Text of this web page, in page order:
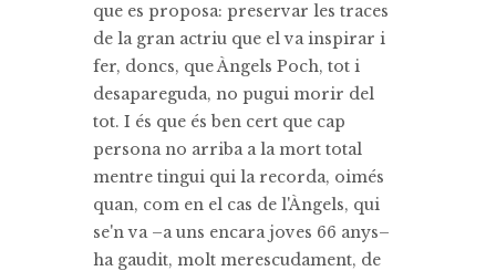
que es proposa: preservar les traces
de la gran actriu que el va inspirar i
fer, doncs, que Àngels Poch, tot i
desapareguda, no pugui morir del
tot. I és que és ben cert que cap
persona no arriba a la mort total
mentre tingui qui la recorda, oimés
quan, com en el cas de l'Àngels, qui
se'n va –a uns encara joves 66 anys–
ha gaudit, molt merescudament, de